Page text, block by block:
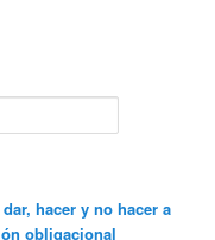
hacer y no hacer a
obligacional